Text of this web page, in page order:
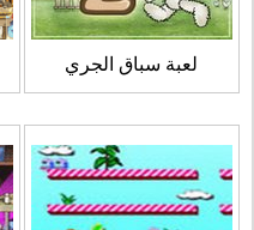
لعبة سباق الجري